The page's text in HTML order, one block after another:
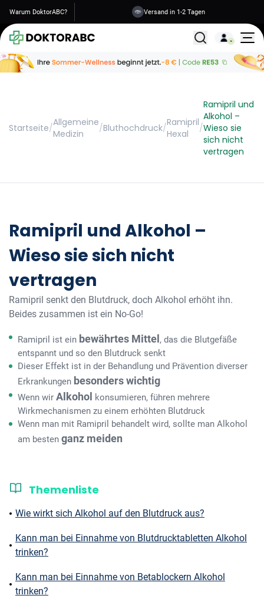
Warum DoktorABC? Versand in 1-2 Tagen
Sichere Informationen
Alle
Startseite/Allgemeine
Medizin
/Bluthochdruck/Ramipril
Hexal
/
Ramipril und
Alkohol –
Wieso sie
sich nicht
vertragen
Ramipril und Alkohol –
Wieso sie sich nicht
vertragen
Ramipril senkt den Blutdruck, doch Alkohol erhöht ihn.
Beides zusammen ist ein No-Go!
Ramipril ist ein bewährtes Mittel , das die Blutgefäße
entspannt und so den Blutdruck senkt
Dieser Effekt ist in der Behandlung und Prävention diverser
Erkrankungen besonders wichtig
Wenn wir Alkohol
konsumieren, führen mehrere
Wirkmechanismen zu einem erhöhten Blutdruck
Wenn man mit Ramipril behandelt wird, sollte man Alkohol
am besten ganz meiden
Themenliste
Wie wirkt sich Alkohol auf den Blutdruck aus?
Kann man bei Einnahme von Blutdrucktabletten Alkohol
trinken?
Kann man bei Einnahme von Betablockern Alkohol
trinken?